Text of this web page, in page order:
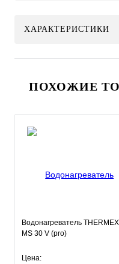
ХАРАКТЕРИСТИКИ
ПОХОЖИЕ
Водонагреватель THERMEX
MS 30 V (pro)
Цена: